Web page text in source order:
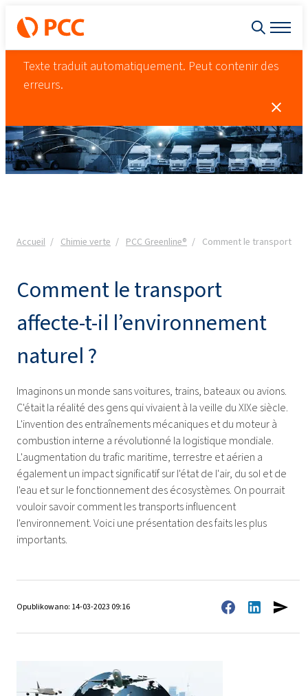
Texte traduit automatiquement. Peut contenir des
erreurs.
Accueil Chimie verte PCC Greenline® Comment le transport
Comment le transport
affecte-t-il l’environnement
naturel ?
Imaginons un monde sans voitures, trains, bateaux ou avions.
C'était la réalité des gens qui vivaient à la veille du XIXe siècle.
L'invention des entraînements mécaniques et du moteur à
combustion interne a révolutionné la logistique mondiale.
L'augmentation du trafic maritime, terrestre et aérien a
également un impact significatif sur l'état de l'air, du sol et de
l'eau et sur le fonctionnement des écosystèmes. On pourrait
vouloir savoir comment les transports influencent
l'environnement. Voici une présentation des faits les plus
importants.
Opublikowano: 14-03-2023 09:16